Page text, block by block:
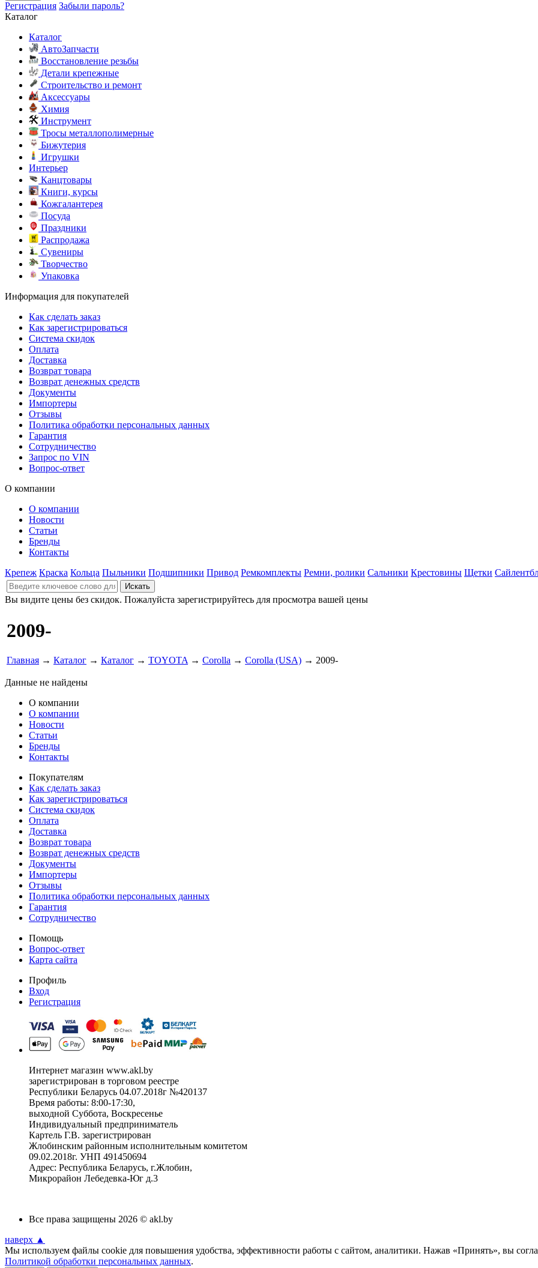
Регистрация Забыли пароль?
Каталог
Каталог
АвтоЗапчасти
Восстановление резьбы
Детали крепежные
Строительство и ремонт
Аксессуары
Химия
Инструмент
Тросы металлополимерные
Бижутерия
Игрушки
Интерьер
Канцтовары
Книги, курсы
Кожгалантерея
Посуда
Праздники
Распродажа
Сувениры
Творчество
Упаковка
Информация для покупателей
Как сделать заказ
Как зарегистрироваться
Система скидок
Оплата
Доставка
Возврат товара
Возврат денежных средств
Документы
Импортеры
Отзывы
Политика обработки персональных данных
Гарантия
Сотрудничество
Запрос по VIN
Вопрос-ответ
О компании
О компании
Новости
Статьи
Бренды
Контакты
Крепеж Краска Кольца Пыльники Подшипники Привод Ремкомплекты Ремни, ролики Сальники Крестовины Щетки
Вы видите цены без скидок. Пожалуйста зарегистрируйтесь для просмотра вашей цены
2009-
Главная → Каталог → Каталог → TOYOTA → Corolla → Corolla (USA) → 2009-
Данные не найдены
О компании
О компании
Новости
Статьи
Бренды
Контакты
Покупателям
Как сделать заказ
Как зарегистрироваться
Система скидок
Оплата
Доставка
Возврат товара
Возврат денежных средств
Документы
Импортеры
Отзывы
Политика обработки персональных данных
Гарантия
Сотрудничество
Помощь
Вопрос-ответ
Карта сайта
Профиль
Вход
Регистрация
Интернет магазин www.akl.by
зарегистрирован в торговом реестре
Республики Беларусь 04.07.2018г №420137
Время работы: 8:00-17:30,
выходной Суббота, Воскресенье
Индивидуальный предприниматель
Картель Г.В. зарегистрирован
Жлобинским районным исполнительным комитетом
09.02.2018г. УНП 491450694
Адрес: Республика Беларусь, г.Жлобин,
Микрорайон Лебедевка-Юг д.3
Все права защищены 2026 © akl.by
наверх ▲
Мы используем файлы cookie для повышения удобства, эффективности работы с сайтом, аналитики. Нажав «Принять», вы
Политикой обработки персональных данных.